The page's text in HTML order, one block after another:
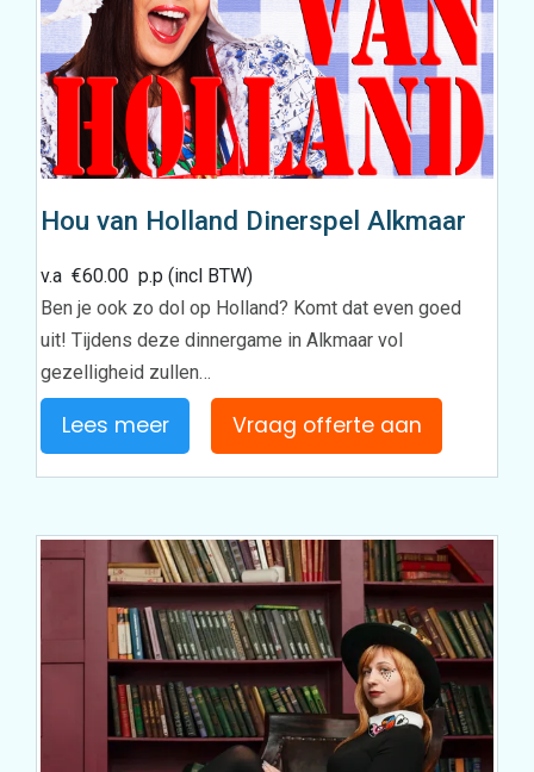
Hou van Holland Dinerspel Alkmaar
v.a€60.00 p.p (incl BTW)
Ben je ook zo dol op Holland? Komt dat even goed
uit! Tijdens deze dinnergame in Alkmaar vol
gezelligheid zullen…
Lees meer Vraag offerte aan